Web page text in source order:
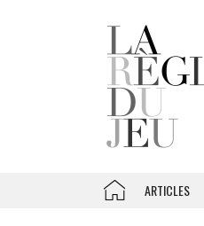
ARTICLES